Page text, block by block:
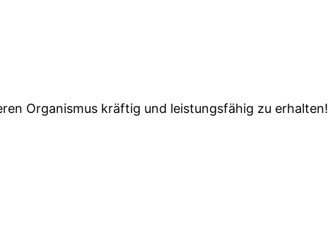
Organismus kräftig und leistungsfähig zu erhalten!